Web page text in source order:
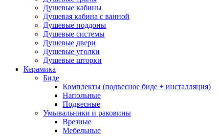
Смесители для гигиенического душа
Смесители для биде
Смесители для ванны
Смесители для душа
Смесители для кухни
Смесители для умывальника
Душевые системы
Abber(10)
Adema(5)
Alex Baitler
Душевые кабины
Душевая кабина с ванной
Душевые поддоны
Душевые системы
Душевые двери
Душевые уголки
Душевые шторки
Керамика
Биде
Комплекты (подвесное биде + инсталляция)
Напольные
Подвесные
Умывальники и раковины
Врезные
Мебельные